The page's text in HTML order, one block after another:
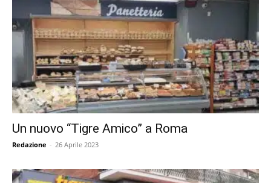
Un nuovo “Tigre Amico” a Roma
Redazione - 26 Aprile 2023